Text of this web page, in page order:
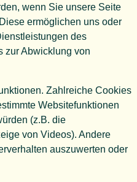
wenn Sie unsere Seite
ermöglichen uns oder
des
zur Abwicklung von
Zahlreiche Cookies
Websitefunktionen
(z.B. die
von Videos). Andere
auszuwerten oder